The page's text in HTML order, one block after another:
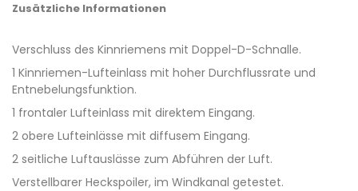
Zusätzliche Informationen
Verschluss des Kinnriemens mit Doppel-D-Schnalle.
1 Kinnriemen-Lufteinlass mit hoher Durchflussrate und
Entnebelungsfunktion.
1 frontaler Lufteinlass mit direktem Eingang.
2 obere Lufteinlässe mit diffusem Eingang.
2 seitliche Luftauslässe zum Abführen der Luft.
Verstellbarer Heckspoiler, im Windkanal getestet.